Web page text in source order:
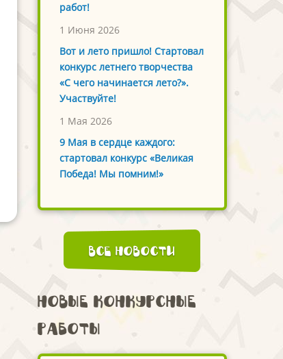
работ!
1 Июня 2026
Вот и лето пришло! Стартовал
конкурс летнего творчества
«С чего начинается лето?».
Участвуйте!
1 Мая 2026
9 Мая в сердце каждого:
стартовал конкурс «Великая
Победа! Мы помним!»
Все новости
Новые конкурсные
работы